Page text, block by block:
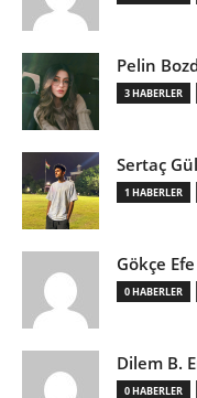
Pelin
3 HABERLER
Sertaç
1 HABERLER
Gökçe Efe
0 HABERLER
Dilem B.
0 HABERLER